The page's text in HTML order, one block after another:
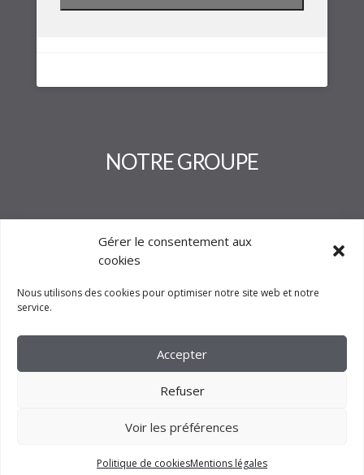
Gérer le consentement aux
cookies
Nous utilisons des cookies pour optimiser notre site web et notre
service.
Accepter
Refuser
Voir les préférences
Politique de cookiesMentions légales
NOTRE GROUPE
FM CRÉATION